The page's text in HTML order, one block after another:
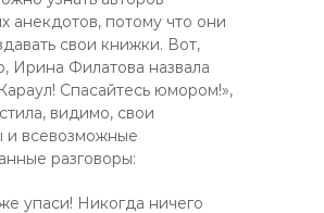
анекдотов, потому что они
свои книжки. Вот,
Ирина Филатова назвала
Спасайтесь юмором!»,
видимо, свои
и всевозможные
разговоры:
упаси! Никогда ничего